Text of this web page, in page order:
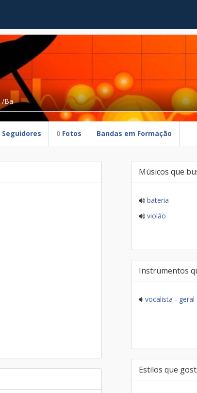
/Ba
Seguidores 0 Fotos Bandas em Formação
Músicos que
bateria
violão
Instrumentos
vocalista - geral
Estilos que